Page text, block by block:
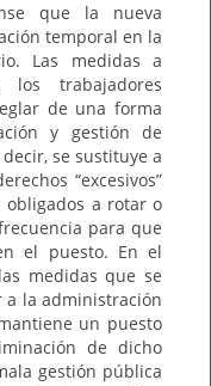
que la nueva
temporal en la
Las medidas a
trabajadores
de una forma
y gestión de
se sustituye a
“excesivos”
obligados a rotar o
para que
el puesto. En el
medidas que se
a la administración
un puesto
de dicho
gestión pública